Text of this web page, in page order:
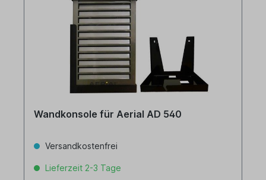
Wandkonsole für Aerial AD 540
Versandkostenfrei
Lieferzeit 2-3 Tage